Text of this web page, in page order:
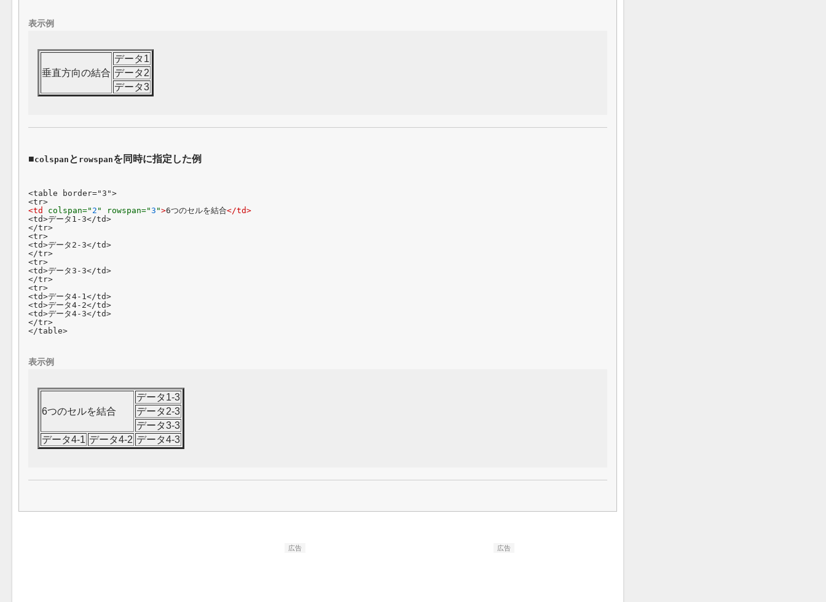
表示例
垂直方向の結合
データ1
データ2
データ3
colspan と rowspanを同時に指定した例
<table border="3">
<td colspan=" 2 " rowspan="3 ">6つのセルを結合</td>
<td>データ1-3</td>
</tr>
<tr>
<td>データ2-3</td>
</tr>
<tr>
<td>データ3-3</td>
</tr>
<tr>
<td>データ4-1</td>
<td>データ4-2</td>
<td>データ4-3</td>
</tr>
表示例
6つのセルを結合
データ1-3
データ2-3
データ3-3
データ4-1 データ4-2 データ4-3
広告 広告